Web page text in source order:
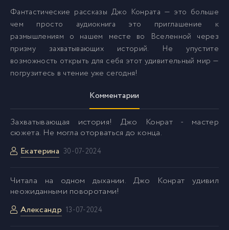
Фантастические рассказы Джо Конрата — это больше
чем просто аудиокнига это приглашение к
размышлениям о нашем месте во Вселенной через
призму захватывающих историй. Не упустите
возможность открыть для себя этот удивительный мир —
погрузитесь в чтение уже сегодня!
Комментарии
Захватывающая история! Джо Конрат - мастер
сюжета. Не могла оторваться до конца.
Екатерина 30-07-2024
Читала на одном дыхании. Джо Конрат удивил
неожиданными поворотами!
Александр 13-07-2024